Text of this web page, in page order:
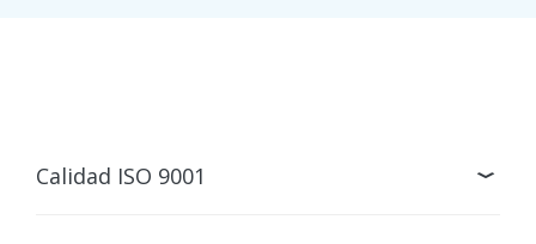
Calidad ISO 9001